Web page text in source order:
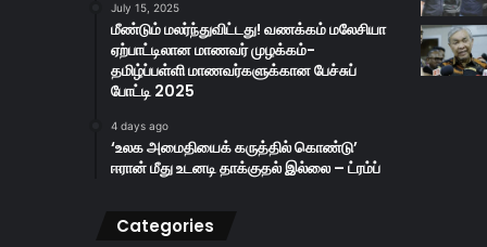
July 15, 2025
மீண்டும் மலர்ந்துவிட்டது! வணக்கம் மலேசியா
ஏற்பாட்டிலான மாணவர் முழக்கம்-
தமிழ்ப்பள்ளி மாணவர்களுக்கான பேச்சுப்
போட்டி 2025
4 days ago
‘உலக அமைதியைக் கருத்தில் கொண்டு’
ஈரான் மீது உடனடி தாக்குதல் இல்லை – ட்ரம்ப்
Categories